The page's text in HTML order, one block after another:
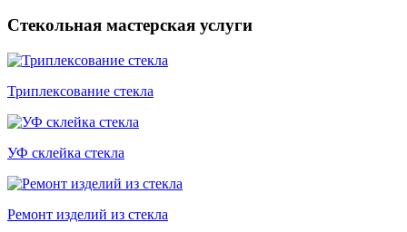
Стекольная мастерская услуги
Триплексование стекла
УФ склейка стекла
Ремонт изделий из стекла